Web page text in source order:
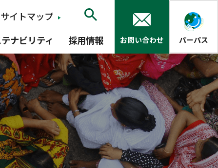
サイトマップ
お問い合わせ パーパス
ナビリティ 採用情報